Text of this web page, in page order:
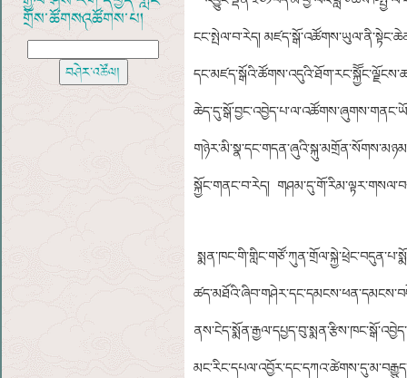
གྲོས་ཚོགས༽འཚོགས་པ།
ངང་སྤེལ་བ་རེད།
སྐྱོང་གནང་བ་རེད།